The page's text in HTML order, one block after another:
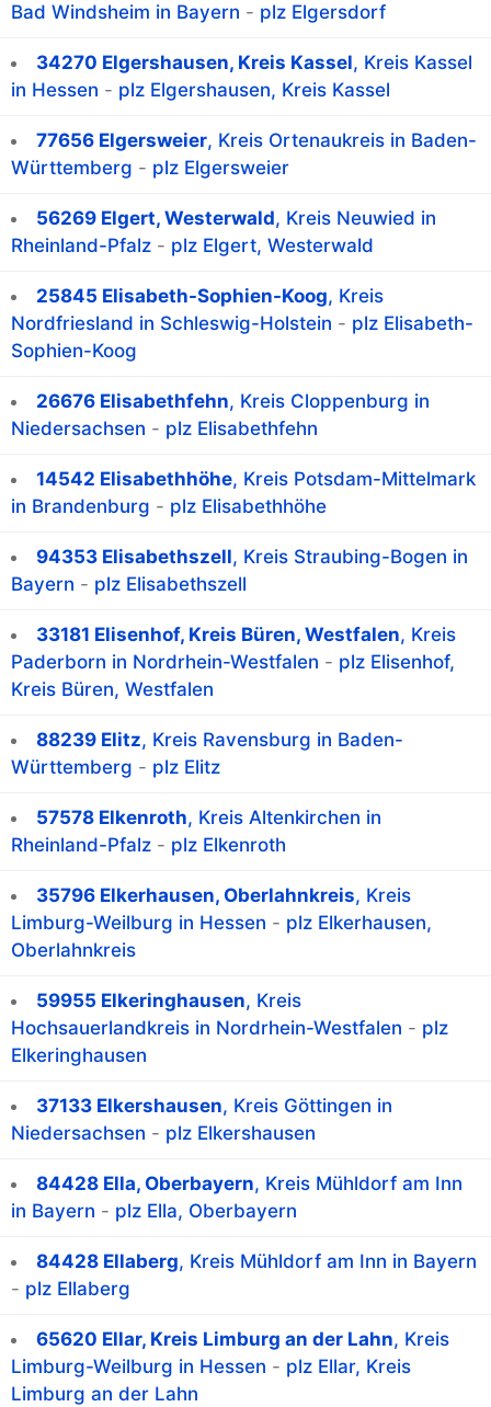
Bad Windsheim in Bayern - plz Elgersdorf
34270 Elgershausen, Kreis Kassel, Kreis Kassel
in Hessen - plz Elgershausen, Kreis Kassel
77656 Elgersweier, Kreis Ortenaukreis in Baden-
Württemberg - plz Elgersweier
56269 Elgert, Westerwald, Kreis Neuwied in
Rheinland-Pfalz - plz Elgert, Westerwald
25845 Elisabeth-Sophien-Koog, Kreis
Nordfriesland in Schleswig-Holstein - plz Elisabeth-
Sophien-Koog
26676 Elisabethfehn, Kreis Cloppenburg in
Niedersachsen - plz Elisabethfehn
14542 Elisabethhöhe, Kreis Potsdam-Mittelmark
in Brandenburg - plz Elisabethhöhe
94353 Elisabethszell, Kreis Straubing-Bogen in
Bayern - plz Elisabethszell
33181 Elisenhof, Kreis Büren, Westfalen, Kreis
Paderborn in Nordrhein-Westfalen - plz Elisenhof,
Kreis Büren, Westfalen
88239 Elitz, Kreis Ravensburg in Baden-
Württemberg - plz Elitz
57578 Elkenroth, Kreis Altenkirchen in
Rheinland-Pfalz - plz Elkenroth
35796 Elkerhausen, Oberlahnkreis, Kreis
Limburg-Weilburg in Hessen - plz Elkerhausen,
Oberlahnkreis
59955 Elkeringhausen, Kreis
Hochsauerlandkreis in Nordrhein-Westfalen - plz
Elkeringhausen
37133 Elkershausen, Kreis Göttingen in
Niedersachsen - plz Elkershausen
84428 Ella, Oberbayern, Kreis Mühldorf am Inn
in Bayern - plz Ella, Oberbayern
84428 Ellaberg, Kreis Mühldorf am Inn in Bayern
- plz Ellaberg
65620 Ellar, Kreis Limburg an der Lahn, Kreis
Limburg-Weilburg in Hessen - plz Ellar, Kreis
Limburg an der Lahn